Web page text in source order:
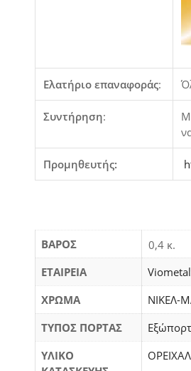
Ελατήριο επαναφοράς:
Συντήρηση:
Προμηθευτής:
ΒΆΡΟΣ
0,4 κ.
ΕΤΑΙΡΕΙΑ
ΧΡΩΜΑ
ΝΙΚΕΛ-
ΤΥΠΟΣ ΠΟΡΤΑΣ
ΥΛΙΚΟ